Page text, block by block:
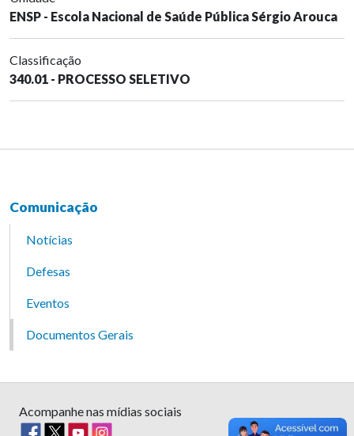
ENSP - Escola Nacional de Saúde Pública Sérgio Arouca
Classificação
340.01 - PROCESSO SELETIVO
Comunicação
Notícias
Defesas
Eventos
Documentos Gerais
Acompanhe nas mídias sociais